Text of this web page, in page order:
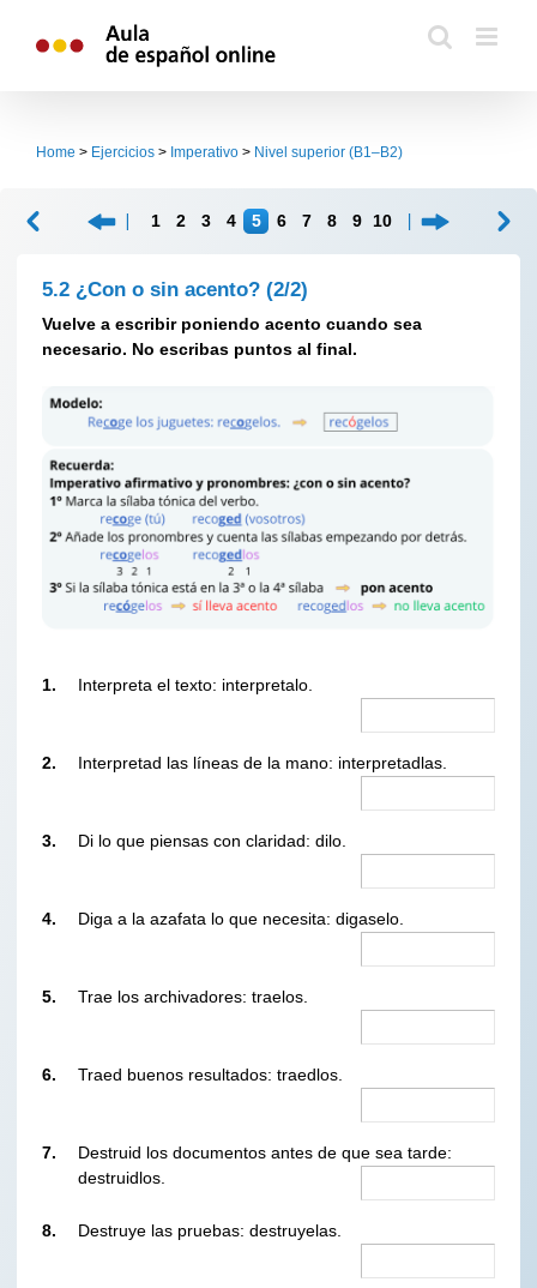
Home > Ejercicios > Imperativo > Nivel superior (B1–B2)
1 2 3 4 5 6 7 8 9 10
5.2 ¿Con o sin acento? (2/2)
Vuelve a escribir poniendo acento cuando sea
necesario. No escribas puntos al final.
1. Interpreta el texto: interpretalo.
2. Interpretad las líneas de la mano: interpretadlas.
3. Di lo que piensas con claridad: dilo.
4. Diga a la azafata lo que necesita: digaselo.
5. Trae los archivadores: traelos.
6. Traed buenos resultados: traedlos.
7.
Destruid los documentos antes de que sea tarde:
destruidlos.
8. Destruye las pruebas: destruyelas.